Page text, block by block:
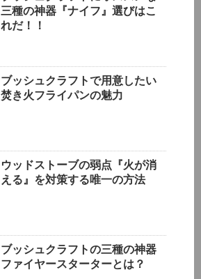
三種の神器『ナイフ』選びはこ
れだ！！
ブッシュクラフトで用意したい
焚き火フライパンの魅力
ウッドストーブの弱点『火が消
える』を対策する唯一の方法
ブッシュクラフトの三種の神器
ファイヤースターターとは？